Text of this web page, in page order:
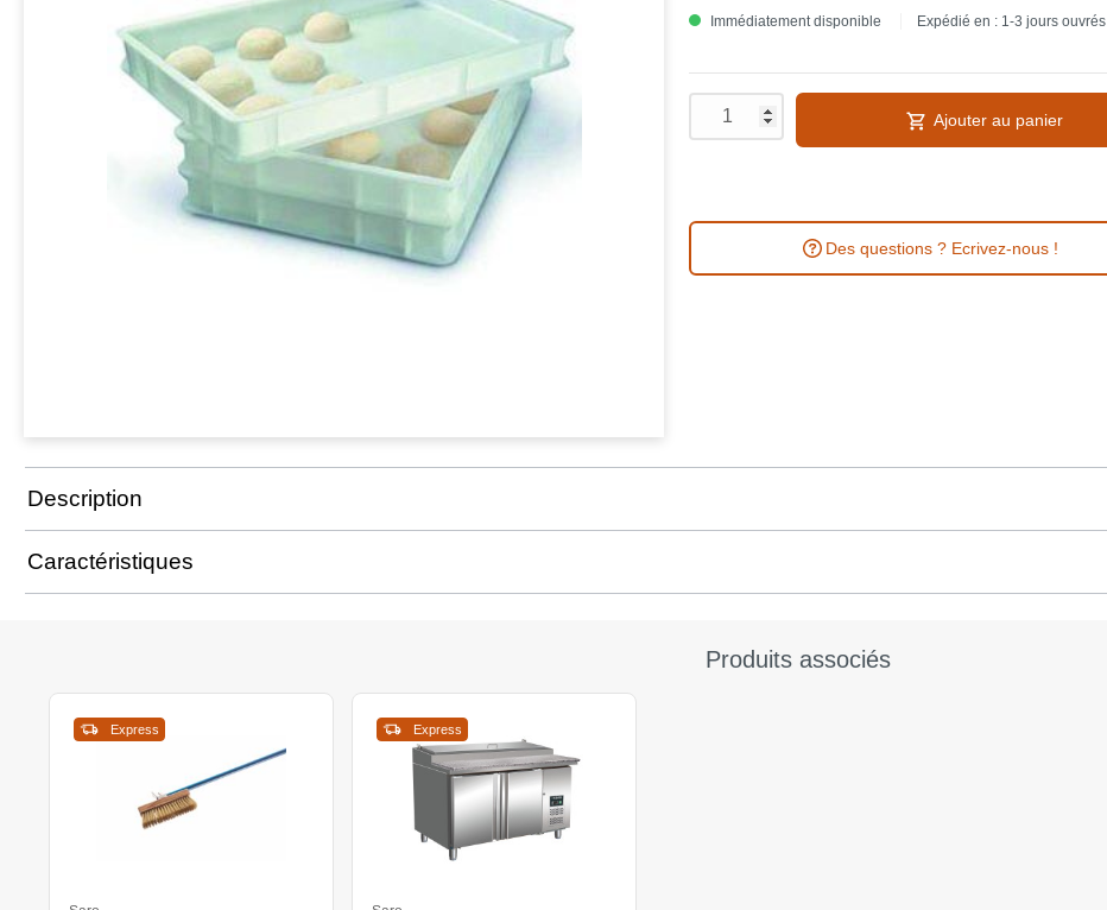
Immédiatement disponible Expédié en : 1-3 jours ouvrés
Ajouter au panier
Des questions ? Ecrivez-nous !
Description
Caractéristiques
Produits associés
Express Express